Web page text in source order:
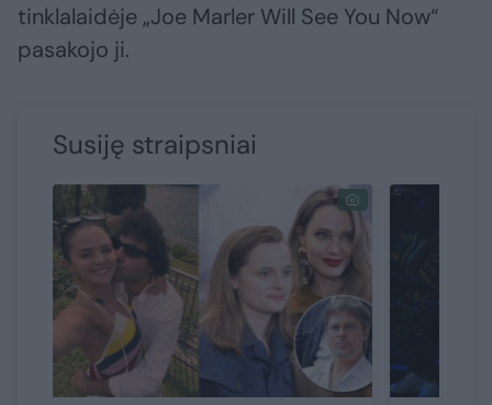
tinklalaidėje „Joe Marler Will See You Now“
pasakojo ji.
Susiję straipsniai